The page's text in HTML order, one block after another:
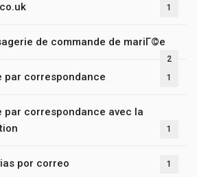
1
de commande de mariГ©e
2
par correspondance 1
par correspondance avec la
1
por correo 1